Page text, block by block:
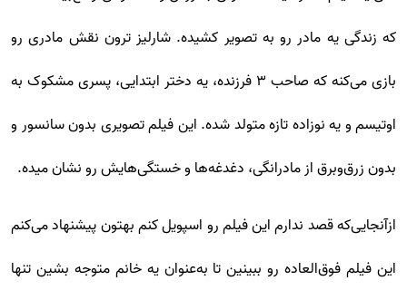
که زندگی یه مادر رو به تصویر کشیده. شارلیز ترون نقش مادری رو
بازی می‌کنه که صاحب ۳ فرزنده، یه دختر ابتدایی، پسری مشکوک به
اوتیسم و یه نوزاده تازه متولد شده. این فیلم تصویری بدون سانسور و
بدون زرق‌وبرق از مادرانگی، دغدغه‌ها و خستگی‌هایش رو نشان میده.
ازآنجایی‌که قصد ندارم این فیلم رو اسپویل کنم بهتون پیشنهاد می‌کنم
این فیلم فوق‌العاده رو ببینین تا به‌عنوان یه خانم متوجه بشین تنها